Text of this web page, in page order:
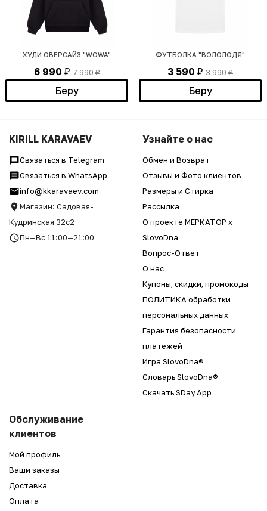
ХУДИ ОВЕРСАЙЗ "WOWA"
6 990 ₽ 7 990₽
Беру
ФУТБОЛКА "ВОЛОЛОДЯ"
3 590 ₽ 3 990₽
Беру
KIRILL KARAVAEV
Связаться в Telegram
Связаться в WhatsApp
info@kkaravaev.com
Магазин: Садовая-
Кудринская 32с2
Пн—Вс 11:00—21:00
Узнайте о нас
Обмен и Возврат
Отзывы и Фото клиентов
Размеры и Стирка
Рассылка
О проекте МЕРКАТОР x
SlovoDna
Вопрос-Ответ
О нас
Купоны, скидки, промокоды
ПОЛИТИКА обработки
персональных данных
Гарантия безопасности
платежей
Игра SlovoDna®
Словарь SlovoDna®
Скачать SDay App
Обслуживание
клиентов
Мой профиль
Ваши заказы
Доставка
Оплата